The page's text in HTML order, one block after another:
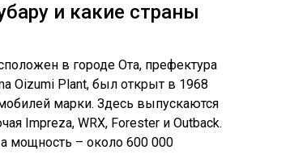
и какие страны
в городе Ота, префектура
Oizumi Plant, был открыт в 1968
марки. Здесь выпускаются
Impreza, WRX, Forester и Outback.
мощность – около 600 000